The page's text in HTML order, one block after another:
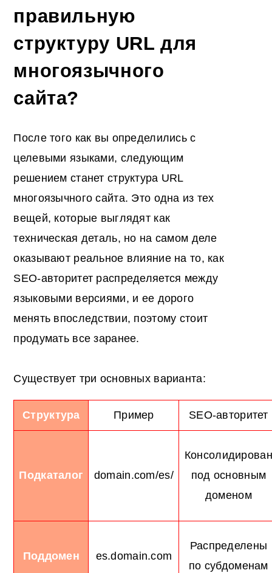
правильную
структуру URL для
многоязычного
сайта?
После того как вы определились с
целевыми языками, следующим
решением станет структура URL
многоязычного сайта. Это одна из тех
вещей, которые выглядят как
техническая деталь, но на самом деле
оказывают реальное влияние на то, как
SEO-авторитет распределяется между
языковыми версиями, и ее дорого
менять впоследствии, поэтому стоит
продумать все заранее.
Существует три основных варианта:
Структура Пример SEO-авторитет
Подкаталог domain.com/es/
Консолидирован
под основным
доменом
Поддомен es.domain.com
Распределены
по субдоменам